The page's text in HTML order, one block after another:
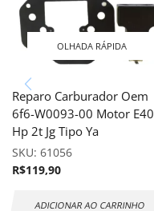
OLHADA RÁPIDA
Reparo Carburador Oem
6f6-W0093-00 Motor E40
Hp 2t Jg Tipo Ya
SKU: 61056
R$119,90
ADICIONAR AO CARRINHO